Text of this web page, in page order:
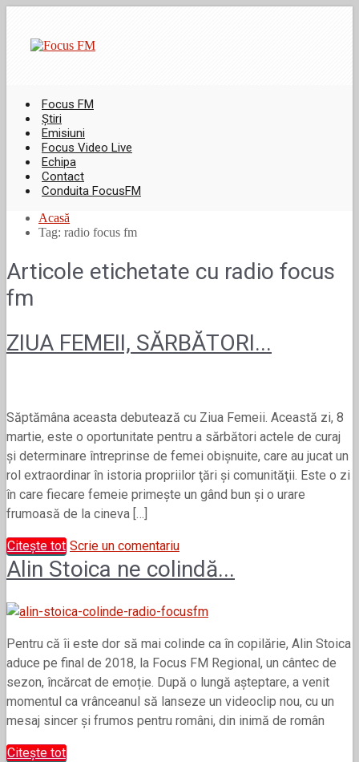
Focus FM
Știri
Emisiuni
Focus Video Live
Echipa
Contact
Conduita FocusFM
Acasă
Tag: radio focus fm
Articole etichetate cu radio focus
fm
ZIUA FEMEII, SĂRBĂTORI...
Săptămâna aceasta debutează cu Ziua Femeii. Această zi, 8
martie, este o oportunitate pentru a sărbători actele de curaj
şi determinare întreprinse de femei obişnuite, care au jucat un
rol extraordinar în istoria propriilor ţări şi comunităţii. Este o zi
în care fiecare femeie primeşte un gând bun şi o urare
frumoasă de la cineva […]
Citește tot Scrie un comentariu
Alin Stoica ne colindă...
Pentru că îi este dor să mai colinde ca în copilărie, Alin Stoica
aduce pe final de 2018, la Focus FM Regional, un cântec de
sezon, încărcat de emoție. După o lungă așteptare, a venit
momentul ca vrânceanul să lanseze un videoclip nou, cu un
mesaj sincer și frumos pentru români, din inimă de român
Citește tot